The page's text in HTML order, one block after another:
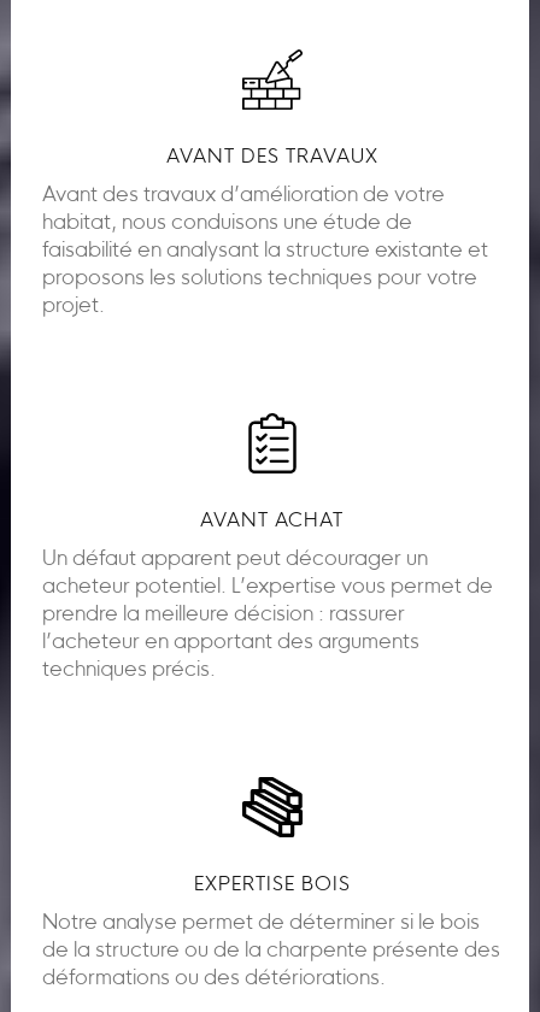
AVANT DES TRAVAUX
Avant des travaux d’amélioration de votre
habitat, nous conduisons une étude de
faisabilité en analysant la structure existante et
proposons les solutions techniques pour votre
projet.
AVANT ACHAT
Un défaut apparent peut décourager un
acheteur potentiel. L’expertise vous permet de
prendre la meilleure décision : rassurer
l’acheteur en apportant des arguments
techniques précis.
EXPERTISE BOIS
Notre analyse permet de déterminer si le bois
de la structure ou de la charpente présente des
déformations ou des détériorations.